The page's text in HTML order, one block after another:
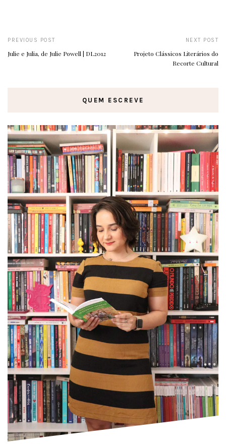
PREVIOUS POST
Julie e Julia, de Julie Powell | DL2012
NEXT POST
Projeto Clássicos Literários do
Recorte Cultural
QUEM ESCREVE